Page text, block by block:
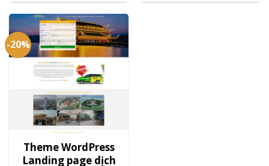
-20%
Theme WordPress
Landing page dịch